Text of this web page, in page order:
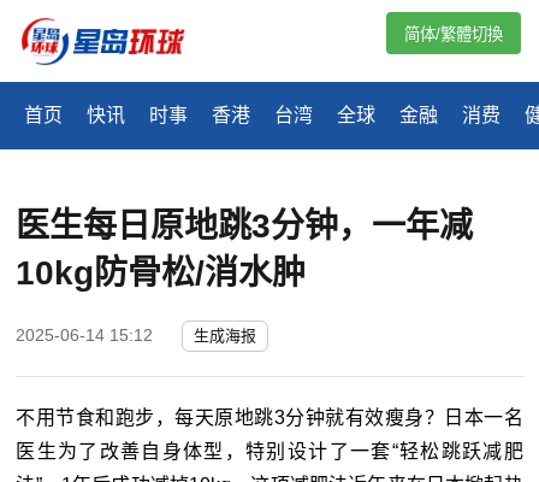
首页 快讯 时事 香港 台湾 全球 金融 消费
简体/繁體切換
医生每日原地跳3分钟，一年减
10kg防骨松/消水肿
2025-06-14 15:12 生成海报
不用节食和跑步，每天原地跳3分钟就有效瘦身？日本一名
医生为了改善自身体型，特别设计了一套“轻松跳跃减肥